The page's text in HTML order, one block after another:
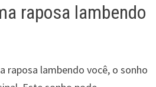
raposa lambendo
raposa lambendo você, o sonho